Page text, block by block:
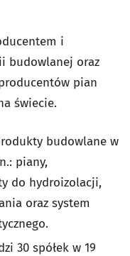
i
budowlanej oraz
pian
świecie.
budowlane w
piany,
do hydroizolacji,
oraz system
30 spółek w 19